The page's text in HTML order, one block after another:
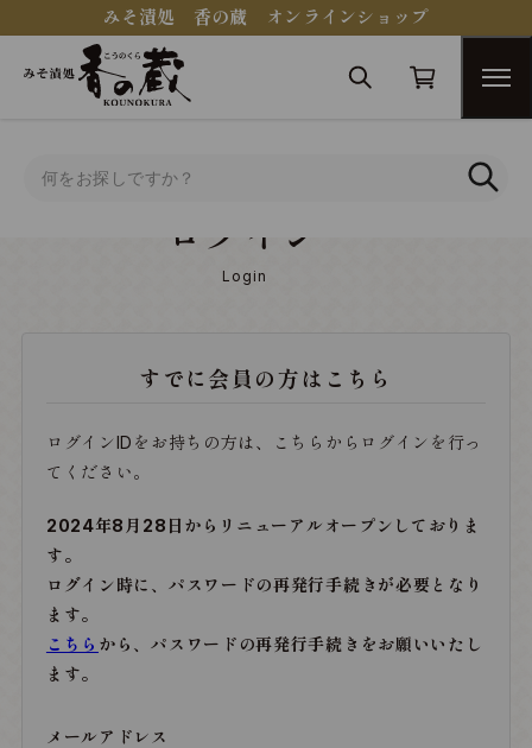
みそ漬処 香の蔵 オンラインショップ
ログイン
Login
すでに会員の方はこちら
ログインIDをお持ちの方は、こちらからログインを行っ
てください。
2024年8月28日からリニューアルオープンしておりま
す。
ログイン時に、パスワードの再発行手続きが必要となり
ます。
こちら から、パスワードの再発行手続きをお願いいたし
ます。
メールアドレス